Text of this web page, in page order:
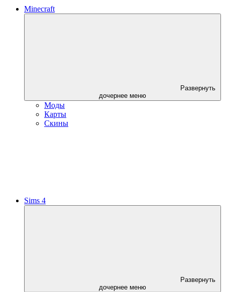
Minecraft
Развернуть
дочернее меню
Моды
Карты
Скины
Sims 4
Развернуть
дочернее меню